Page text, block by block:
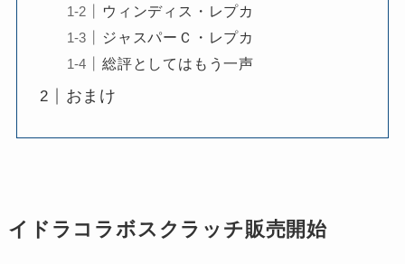
ウィンディス・レプカ
ジャスパーＣ・レプカ
総評としてはもう一声
おまけ
イドラコラボスクラッチ販売開始